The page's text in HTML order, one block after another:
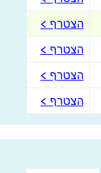
הצטרף >
הצטרף >
הצטרף >
הצטרף >